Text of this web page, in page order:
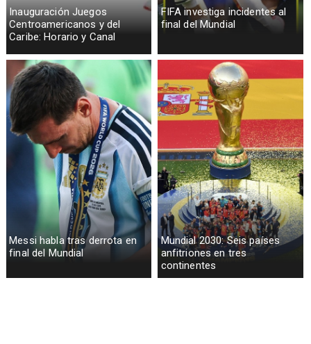
Inauguración Juegos
Centroamericanos y del
Caribe: Horario y Canal
FIFA investiga incidentes al
final del Mundial
Messi habla tras derrota en
final del Mundial
Mundial 2030: Seis países
anfitriones en tres
continentes